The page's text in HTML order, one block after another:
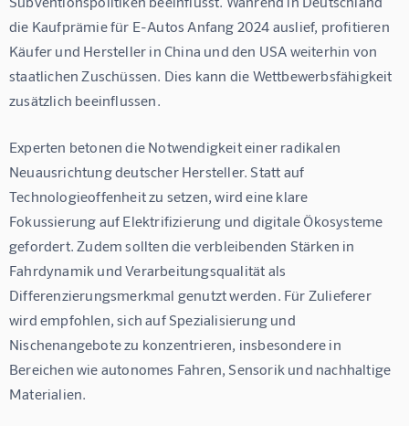
die Kaufprämie für E-Autos Anfang 2024 auslief, profitieren
Käufer und Hersteller in China und den USA weiterhin von
staatlichen Zuschüssen. Dies kann die Wettbewerbsfähigkeit
zusätzlich beeinflussen.
Experten betonen die Notwendigkeit einer radikalen
Neuausrichtung deutscher Hersteller. Statt auf
Technologieoffenheit zu setzen, wird eine klare
Fokussierung auf Elektrifizierung und digitale Ökosysteme
gefordert. Zudem sollten die verbleibenden Stärken in
Fahrdynamik und Verarbeitungsqualität als
Differenzierungsmerkmal genutzt werden. Für Zulieferer
wird empfohlen, sich auf Spezialisierung und
Nischenangebote zu konzentrieren, insbesondere in
Bereichen wie autonomes Fahren, Sensorik und nachhaltige
Materialien.